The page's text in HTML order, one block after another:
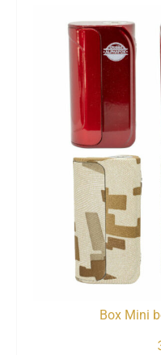
Box Mini